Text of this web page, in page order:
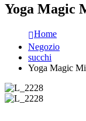
Yoga Magic
Home
Negozio
succhi
Yoga Magic